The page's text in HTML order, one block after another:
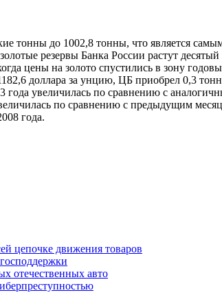
тонны до 1002,8 тонны, что является
резервы Банка России растут
цены на золото спустились в зону
доллара за унцию, ЦБ приобрел 0,3
года увеличилась по сравнению с
по сравнению с предыдущим
года.
цепочке движения товаров
отечественных авто